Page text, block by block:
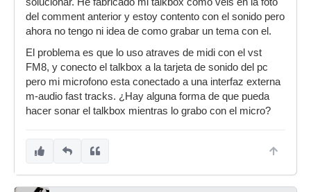
del comment anterior y estoy contento con el sonido pero
ahora no tengo ni idea de como grabar un tema con el.
El problema es que lo uso atraves de midi con el vst
FM8, y conecto el talkbox a la tarjeta de sonido del pc
pero mi microfono esta conectado a una interfaz externa
m-audio fast tracks. ¿Hay alguna forma de que pueda
hacer sonar el talkbox mientras lo grabo con el micro?